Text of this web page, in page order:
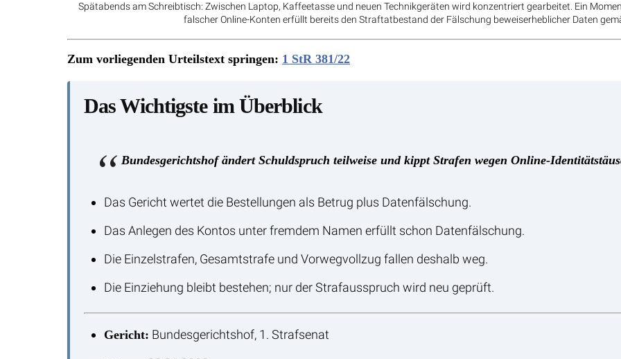
Spätabends am Schreibtisch: Zwischen Laptop, Kaffeetasse und neuen Technikgeräten wird konzentriert gearbeitet. Ein
falscher Online-Konten erfüllt bereits den Straftatbestand der Fälschung beweiserheblicher Daten
Zum vorliegenden Urteilstext springen: 1 StR 381/22
Das Wichtigste im Überblick
Bundesgerichtshof ändert Schuldspruch teilweise und kippt Strafen wegen Online-
Das Gericht wertet die Bestellungen als Betrug plus Datenfälschung.
Das Anlegen des Kontos unter fremdem Namen erfüllt schon Datenfälschung.
Die Einzelstrafen, Gesamtstrafe und Vorwegvollzug fallen deshalb weg.
Die Einziehung bleibt bestehen; nur der Strafausspruch wird neu geprüft.
Gericht: Bundesgerichtshof, 1. Strafsenat